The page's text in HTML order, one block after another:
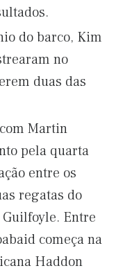
do barco, Kim
no
duas das
Martin
pela quarta
entre os
regatas do
Entre
começa na
Haddon